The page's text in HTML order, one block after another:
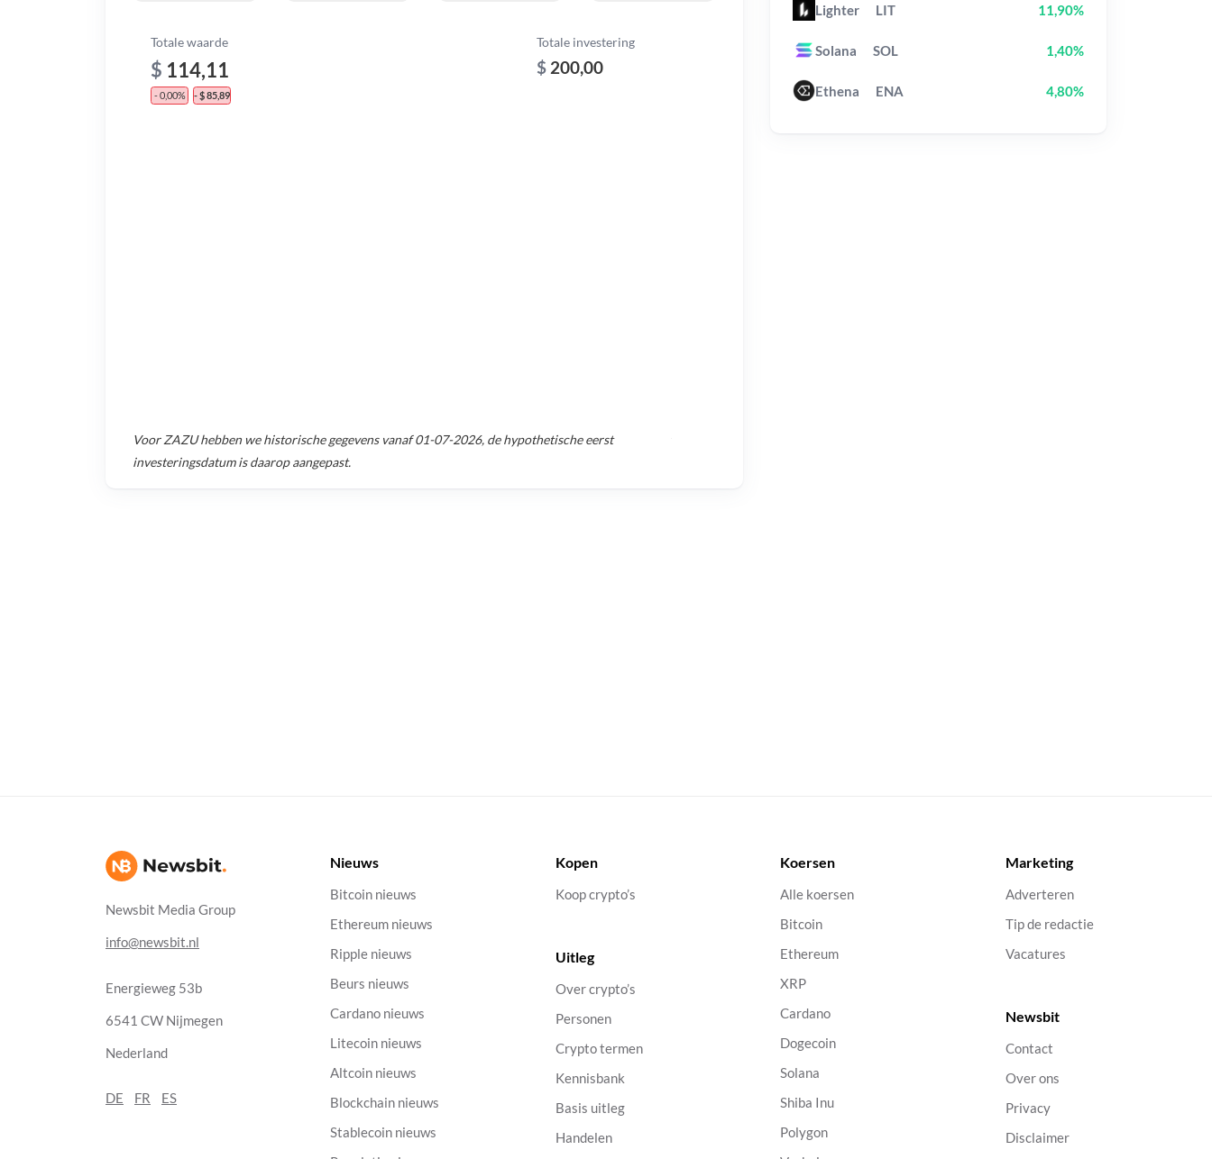
Totale waarde
$ 114,11
- 0,00% - $ 85,89
Totale investering
$ 200,00
VoorZAZUhebben we historische gegevens vanaf01-07-2026, de hypothetische eerst
investeringsdatum is daarop aangepast.
Lighter LIT 11,90%
Solana SOL 1,40%
Ethena ENA 4,80%
Newsbit Media Group
info@newsbit.nl
Energieweg 53b
6541 CW Nijmegen
Nederland
DE FR ES
Nieuws
Bitcoin nieuws
Ethereum nieuws
Ripple nieuws
Beurs nieuws
Cardano nieuws
Litecoin nieuws
Altcoin nieuws
Blockchain nieuws
Stablecoin nieuws
Kopen
Koop crypto’s
Uitleg
Over crypto’s
Personen
Crypto termen
Kennisbank
Basis uitleg
Handelen
Koersen
Alle koersen
Bitcoin
Ethereum
XRP
Cardano
Dogecoin
Solana
Shiba Inu
Polygon
Marketing
Adverteren
Tip de redactie
Vacatures
Newsbit
Contact
Over ons
Privacy
Disclaimer